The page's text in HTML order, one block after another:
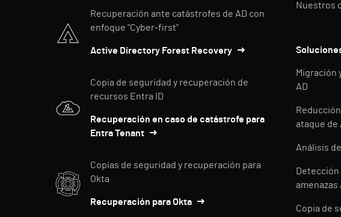
Recuperación ante catástrofes de AD con
enfoque "Cyber-first"
Active Directory Forest Recovery
Copia de seguridad y recuperación de
recursos Entra ID
Recuperación en caso de catástrofe para
Entra Tenant
Copias de seguridad y recuperación para
Okta
Recuperación para Okta
Nuestros
Migración
AD
ataque de
Análisis
Detección
amenazas
Copia de